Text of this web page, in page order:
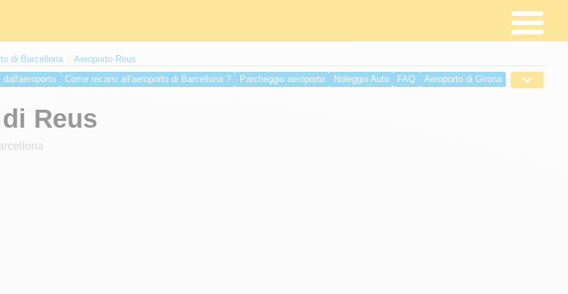
di Barcellona
Aeroporto Reus
dall'aeroporto Come recarsi all'aeroporto di Barcellona ? Parcheggio aeroporto Noleggio Auto FAQ
Aeroporto di Girona
Reus